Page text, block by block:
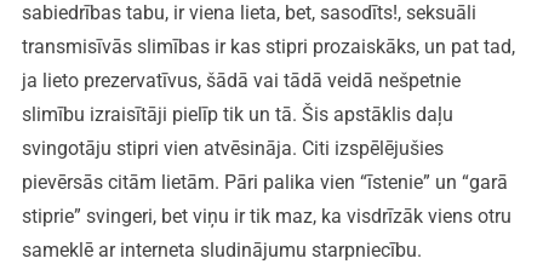
sabiedrības tabu, ir viena lieta, bet, sasodīts!, seksuāli
transmisīvās slimības ir kas stipri prozaiskāks, un pat tad,
ja lieto prezervatīvus, šādā vai tādā veidā nešpetnie
slimību izraisītāji pielīp tik un tā. Šis apstāklis daļu
svingotāju stipri vien atvēsināja. Citi izspēlējušies
pievērsās citām lietām. Pāri palika vien “īstenie” un “garā
stiprie” svingeri, bet viņu ir tik maz, ka visdrīzāk viens otru
sameklē ar interneta sludinājumu starpniecību.